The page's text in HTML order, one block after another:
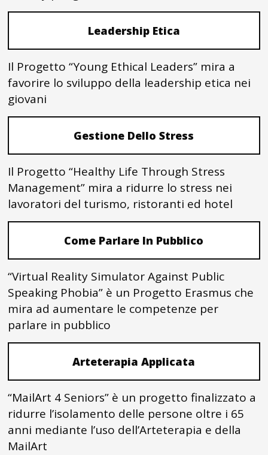
Leadership Etica
Il Progetto “Young Ethical Leaders” mira a
favorire lo sviluppo della leadership etica nei
giovani
Gestione Dello Stress
Il Progetto “Healthy Life Through Stress
Management” mira a ridurre lo stress nei
lavoratori del turismo, ristoranti ed hotel
Come Parlare In Pubblico
“Virtual Reality Simulator Against Public
Speaking Phobia” è un Progetto Erasmus che
mira ad aumentare le competenze per
parlare in pubblico
Arteterapia Applicata
“MailArt 4 Seniors” è un progetto finalizzato a
ridurre l’isolamento delle persone oltre i 65
anni mediante l’uso dell’Arteterapia e della
MailArt